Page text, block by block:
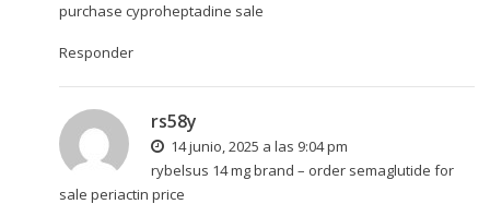
purchase cyproheptadine sale
Responder
rs58y
14 junio, 2025 a las 9:04 pm
rybelsus 14 mg brand – order semaglutide for
sale periactin price